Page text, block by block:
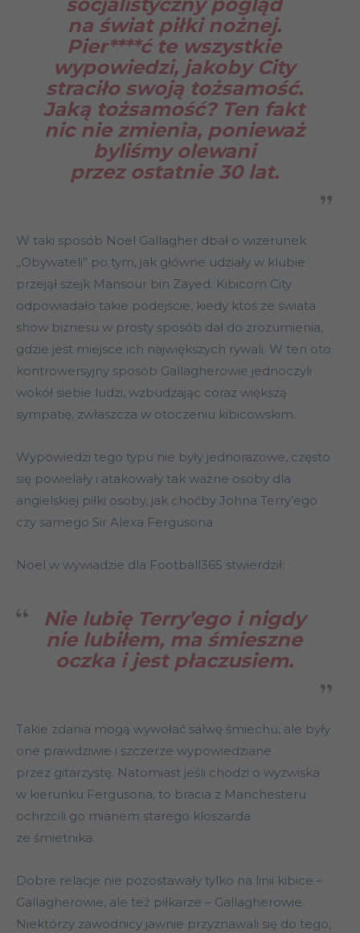
na świat piłki nożnej.
Pier****ć te wszystkie
wypowiedzi, jakoby City
straciło swoją tożsamość.
Jaką tożsamość? Ten fakt
nic nie zmienia, ponieważ
byliśmy olewani
przez ostatnie 30 lat.
W taki sposób Noel Gallagher dbał o wizerunek
„Obywateli” po tym, jak główne udziały w klubie
przejął szejk Mansour bin Zayed. Kibicom City
odpowiadało takie podejście, kiedy ktoś ze świata
show biznesu w prosty sposób dał do zrozumienia,
gdzie jest miejsce ich największych rywali. W ten oto
kontrowersyjny sposób Gallagherowie jednoczyli
wokół siebie ludzi, wzbudzając coraz większą
sympatię, zwłaszcza w otoczeniu kibicowskim.
Wypowiedzi tego typu nie były jednorazowe, często
się powielały i atakowały tak ważne osoby dla
angielskiej piłki osoby, jak choćby Johna Terry’ego
czy samego Sir Alexa Fergusona.
Noel w wywiadzie dla Football365 stwierdził:
Nie lubię Terry’ego i nigdy
nie lubiłem, ma śmieszne
oczka i jest płaczusiem.
Takie zdania mogą wywołać salwę śmiechu, ale były
one prawdziwie i szczerze wypowiedziane
przez gitarzystę. Natomiast jeśli chodzi o wyzwiska
w kierunku Fergusona, to bracia z Manchesteru
ochrzcili go mianem starego kloszarda
ze śmietnika.
Dobre relacje nie pozostawały tylko na linii kibice –
Gallagherowie, ale też piłkarze – Gallagherowie.
Niektórzy zawodnicy jawnie przyznawali się do tego,